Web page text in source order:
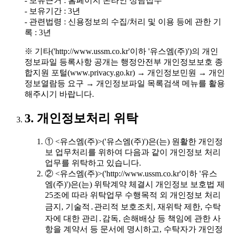
- 보유기간 : 3년
- 관련법령 : 신용정보의 수집/처리 및 이용 등에 관한 기
록 : 3년
※ 기타('http://www.ussm.co.kr'이하 '유스엠(주)')의 개인
정보파일 등록사항 공개는 행정안전부 개인정보보호 종
합지원 포털(www.privacy.go.kr) → 개인정보민원 → 개인
정보열람등 요구 → 개인정보파일 목록검색 메뉴를 활용
해주시기 바랍니다.
3. 개인정보처리 위탁
① <유스엠(주)>('유스엠(주)')은(는) 원활한 개인정
보 업무처리를 위하여 다음과 같이 개인정보 처리
업무를 위탁하고 있습니다.
② <유스엠(주)>('http://www.ussm.co.kr'이하 '유스
엠(주)')은(는) 위탁계약 체결시 개인정보 보호법 제
25조에 따라 위탁업무 수행목적 외 개인정보 처리
금지, 기술적․관리적 보호조치, 재위탁 제한, 수탁
자에 대한 관리․감독, 손해배상 등 책임에 관한 사
항을 계약서 등 문서에 명시하고, 수탁자가 개인정